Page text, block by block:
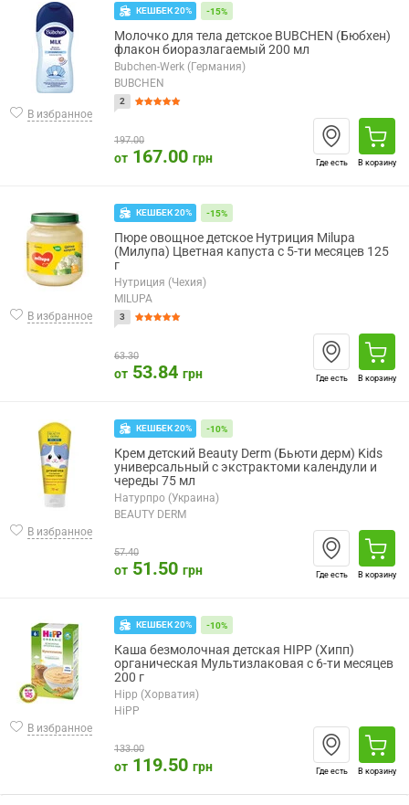
В избранное
КЕШБЕК 20% -15%
Молочко для тела детское BUBCHEN (Бюбхен)
флакон биоразлагаемый 200 мл
Bubchen-Werk (Германия)
BUBCHEN
2
197.00
от 167.00 грн Где есть В корзину
В избранное
КЕШБЕК 20% -15%
Пюре овощное детское Нутриция Milupa
(Милупа) Цветная капуста с 5-ти месяцев 125
г
Нутриция (Чехия)
MILUPA
3
63.30
от 53.84 грн Где есть В корзину
В избранное
КЕШБЕК 20% -10%
Крем детский Beauty Derm (Бьюти дерм) Kids
универсальный с экстрактоми календули и
череды 75 мл
Натурпро (Украина)
BEAUTY DERM
57.40
от 51.50 грн Где есть В корзину
В избранное
КЕШБЕК 20% -10%
Каша безмолочная детская HIPP (Хипп)
органическая Мультизлаковая с 6-ти месяцев
200 г
Hipp (Хорватия)
HiPP
133.00
от 119.50 грн Где есть В корзину